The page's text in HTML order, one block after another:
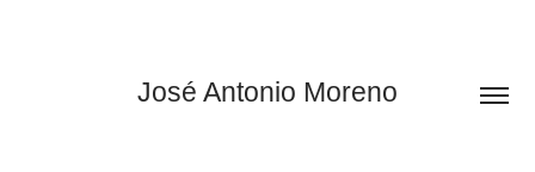
José Antonio Moreno